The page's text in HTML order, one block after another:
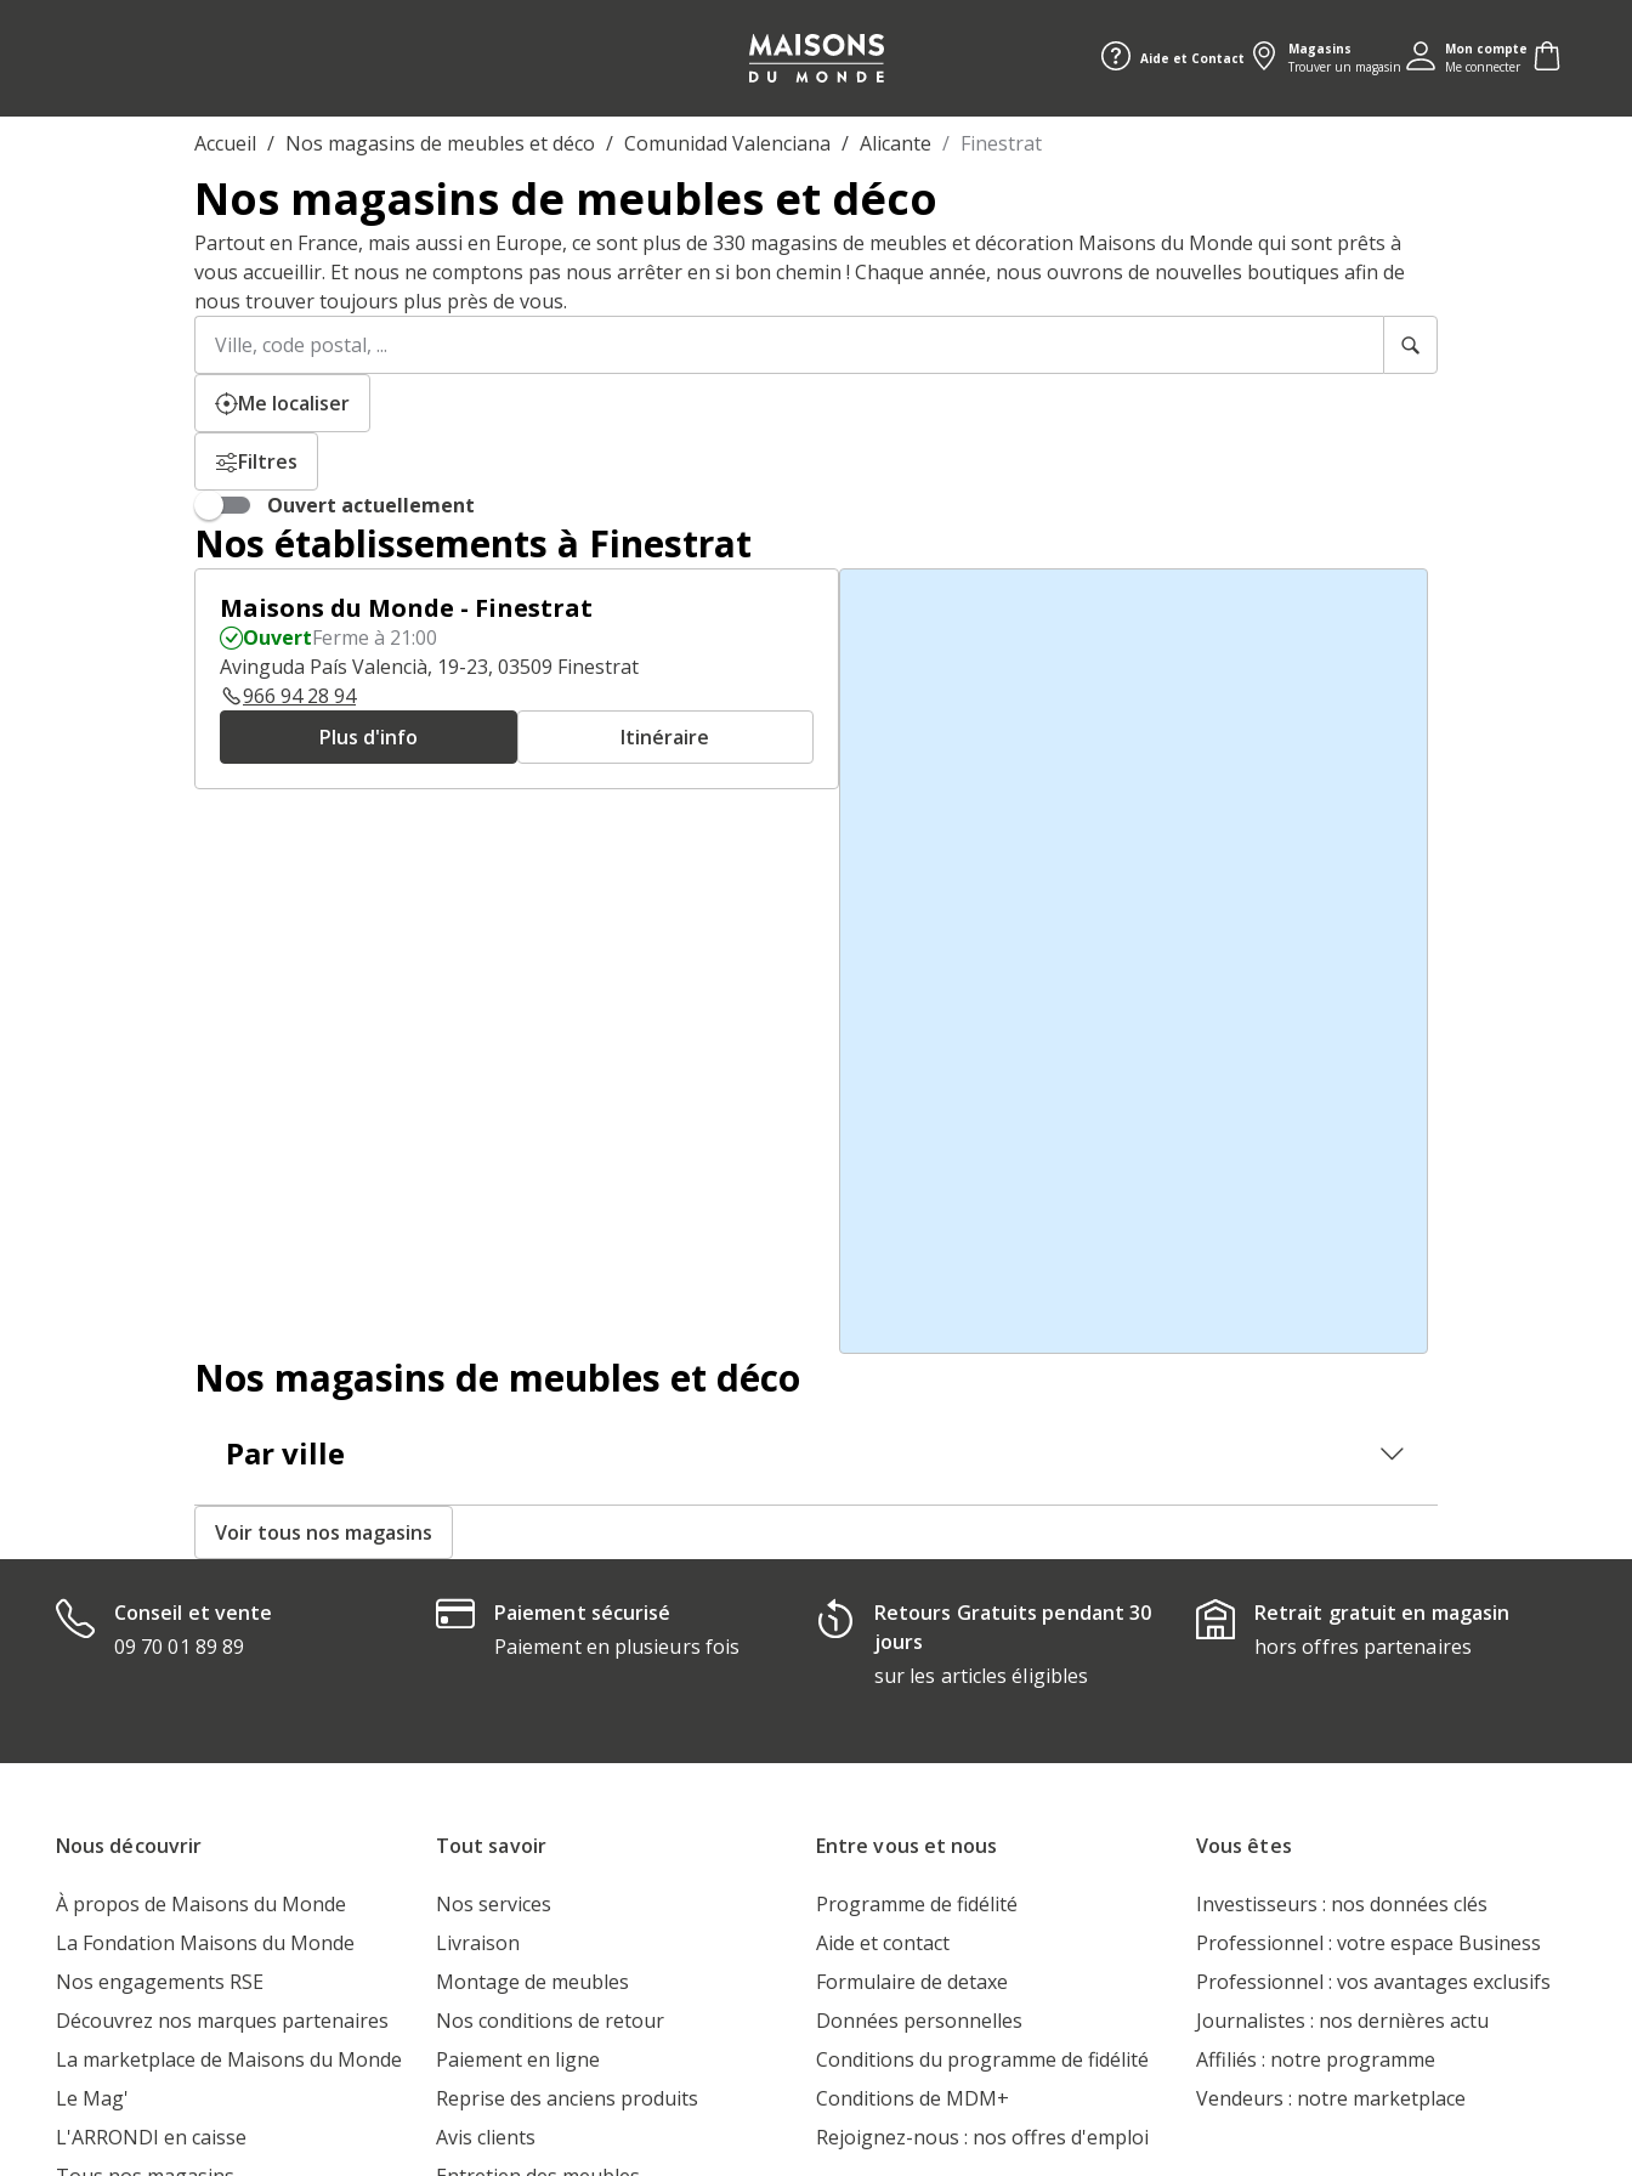
Aide et Contact
Magasins
Trouver un magasin
Mon compte
Me connecter
Accueil Nos magasins de meubles et déco Comunidad Valenciana Alicante Finestrat
Nos magasins de meubles et déco
Partout en France, mais aussi en Europe, ce sont plus de 330 magasins de meubles et décoration Maisons du Monde qui sont prêts à
vous accueillir. Et nous ne comptons pas nous arrêter en si bon chemin ! Chaque année, nous ouvrons de nouvelles boutiques afin de
nous trouver toujours plus près de vous.
renseigner
une
adresseMe localiser
Filtres
Ouvert actuellement
Nos établissements à Finestrat
Maisons du Monde - Finestrat
OuvertFerme à 21:00
Avinguda País Valencià, 19-23, 03509 Finestrat
966 94 28 94
Plus d'info
Itinéraire
Nos magasins de meubles et déco
Par ville
Voir tous nos magasins
Conseil et vente
09 70 01 89 89
Paiement sécurisé
Paiement en plusieurs fois
Retours Gratuits pendant 30
jours
sur les articles éligibles
Retrait gratuit en magasin
hors offres partenaires
Nous découvrir
À propos de Maisons du Monde
La Fondation Maisons du Monde
Nos engagements RSE
Découvrez nos marques partenaires
La marketplace de Maisons du Monde
Le Mag'
L'ARRONDI en caisse
Tout savoir
Nos services
Livraison
Montage de meubles
Nos conditions de retour
Paiement en ligne
Reprise des anciens produits
Avis clients
Entre vous et nous
Programme de fidélité
Aide et contact
Formulaire de detaxe
Données personnelles
Conditions du programme de fidélité
Conditions de MDM+
Rejoignez-nous : nos offres d'emploi
Vous êtes
Investisseurs : nos données clés
Professionnel : votre espace Business
Professionnel : vos avantages exclusifs
Journalistes : nos dernières actu
Affiliés : notre programme
Vendeurs : notre marketplace